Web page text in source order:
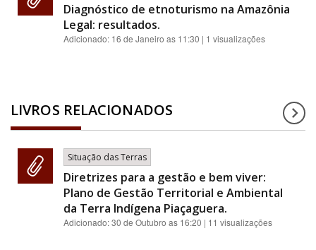
Diagnóstico de etnoturismo na Amazônia
Legal: resultados.
Adicionado: 16 de Janeiro as 11:30 | 1 visualizações
LIVROS RELACIONADOS
Situação das Terras
Diretrizes para a gestão e bem viver:
Plano de Gestão Territorial e Ambiental
da Terra Indígena Piaçaguera.
Adicionado:30 de Outubro as 16:20 | 11 visualizações